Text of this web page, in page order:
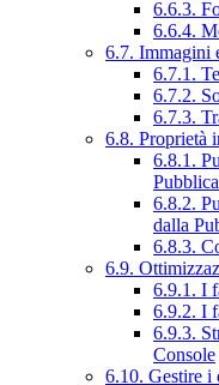
6.6.3.
6.6.4.
6.7. Immagini
6.7.1.
6.7.2.
6.7.3.
6.8. Proprietà
6.8.1.
6.8.2.
dalla
6.8.3.
6.9.
6.9.1. I
6.9.2. I
6.9.3.
Console
6.10. Gestire i